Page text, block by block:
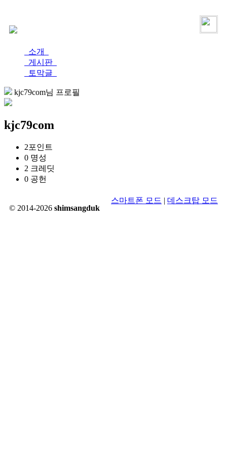
소개
게시판
토막글
kjc79com님 프로필
kjc79com
2포인트
0 명성
2 크레딧
0 공헌
© 2014-2026 shimsangduk
스마트폰 모드 | 데스크탑 모드